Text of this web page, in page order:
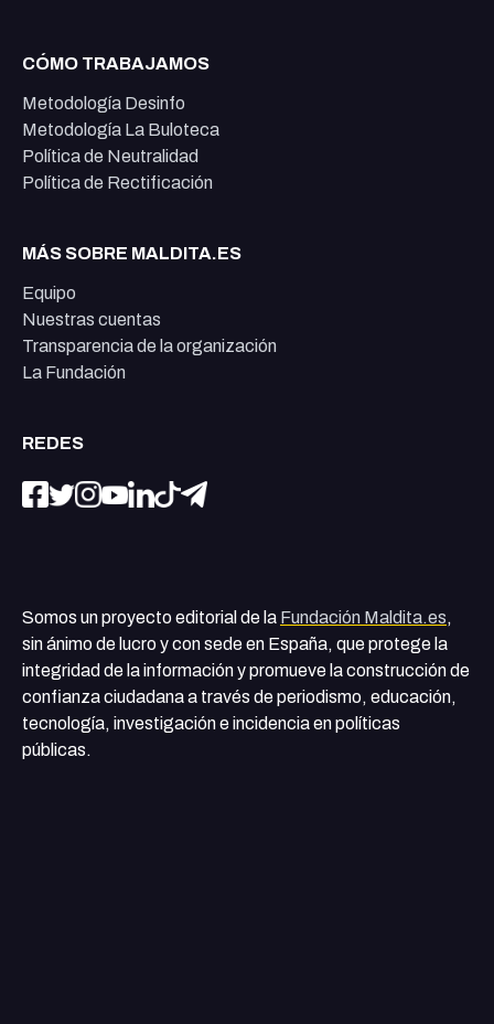
CÓMO TRABAJAMOS
Metodología Desinfo
Metodología La Buloteca
Política de Neutralidad
Política de Rectificación
MÁS SOBRE MALDITA.ES
Equipo
Nuestras cuentas
Transparencia de la organización
La Fundación
REDES
Somos un proyecto editorial de la Fundación Maldita.es,
sin ánimo de lucro y con sede en España, que protege la
integridad de la información y promueve la construcción de
confianza ciudadana a través de periodismo, educación,
tecnología, investigación e incidencia en políticas
públicas.